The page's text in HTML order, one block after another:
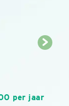
per jaar